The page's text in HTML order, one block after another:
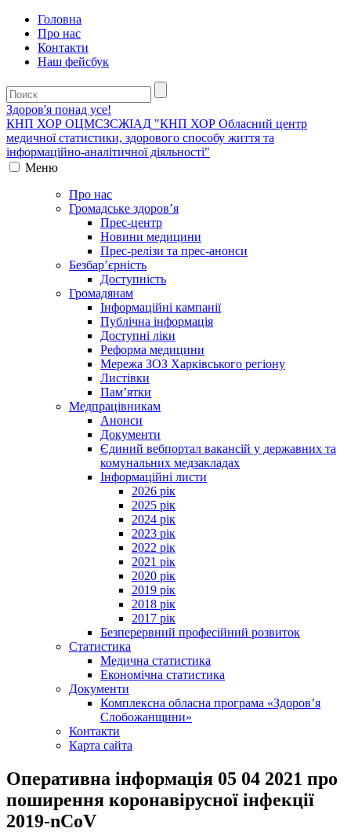
Головна
Про нас
Контакти
Наш фейсбук
Здоров'я понад усе!
КНП ХОР ОЦМСЗСЖIАД "КНП ХОР Обласний центр
медичної статистики, здорового способу життя та
інформаційно-аналітичної діяльності"
Меню
Про нас
Громадське здоров’я
Прес-центр
Новини медицини
Прес-релізи та прес-анонси
Безбар’єрність
Доступність
Громадянам
Інформаційні кампанії
Публічна інформація
Доступні ліки
Реформа медицини
Мережа ЗОЗ Харківського регіону
Листівки
Пам’ятки
Медпрацівникам
Анонси
Документи
Єдиний вебпортал вакансій у державних та
комунальних медзакладах
Інформаційні листи
2026 рік
2025 рік
2024 рік
2023 рік
2022 рік
2021 рік
2020 рік
2019 рік
2018 рік
2017 рік
Безперервний професійний розвиток
Статистика
Медична статистика
Економічна статистика
Документи
Комплексна обласна програма «Здоров’я
Слобожанщини»
Контакти
Карта сайта
Оперативна інформація 05 04 2021 про
поширення коронавірусної інфекції
2019-nCoV